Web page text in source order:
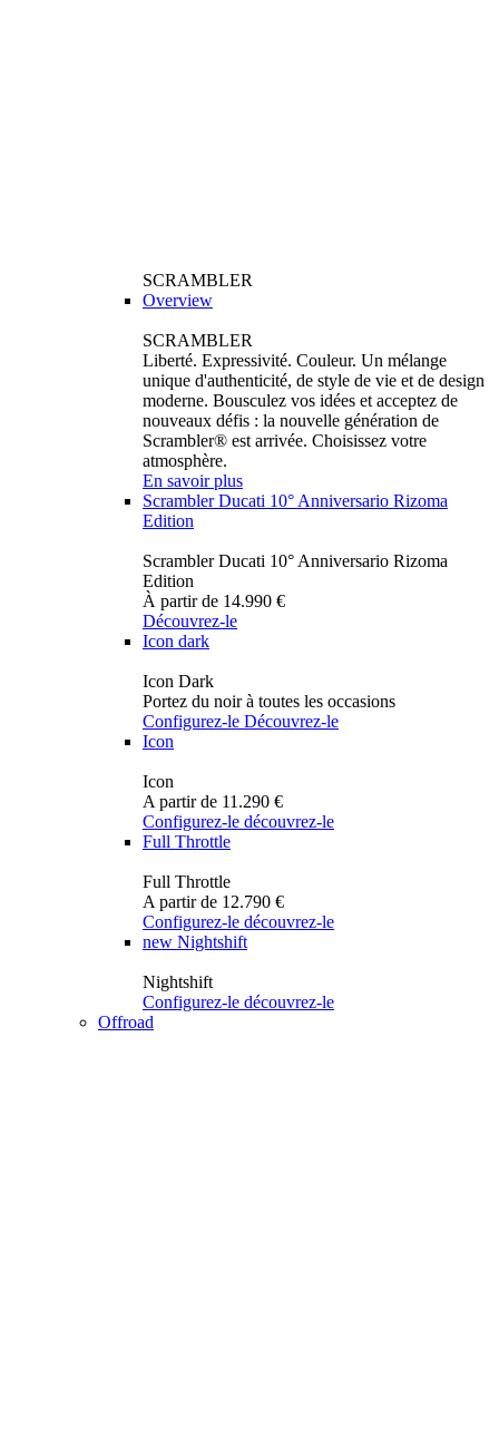
SCRAMBLER
Overview
SCRAMBLER
Liberté. Expressivité. Couleur. Un mélange
unique d'authenticité, de style de vie et de design
moderne. Bousculez vos idées et acceptez de
nouveaux défis : la nouvelle génération de
Scrambler® est arrivée. Choisissez votre
atmosphère.
En savoir plus
Scrambler Ducati 10° Anniversario Rizoma
Edition
Scrambler Ducati 10° Anniversario Rizoma
Edition
À partir de 14.990 €
Découvrez-le
Icon dark
Icon Dark
Portez du noir à toutes les occasions
Configurez-le Découvrez-le
Icon
Icon
A partir de 11.290 €
Configurez-le découvrez-le
Full Throttle
Full Throttle
A partir de 12.790 €
Configurez-le découvrez-le
new Nightshift
Nightshift
Configurez-le découvrez-le
Offroad